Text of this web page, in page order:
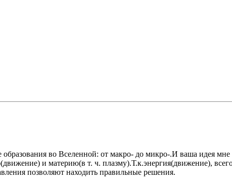
во Вселенной: от макро- до микро-.И ваша идея мне
и материю(в т. ч. плазму).Т.к.энергия(движение),
позволяют находить правильные решения.